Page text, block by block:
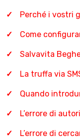
Perché i vostri
Come
Salvavita
La truffa via
Quando
L’errore di
L’errore di